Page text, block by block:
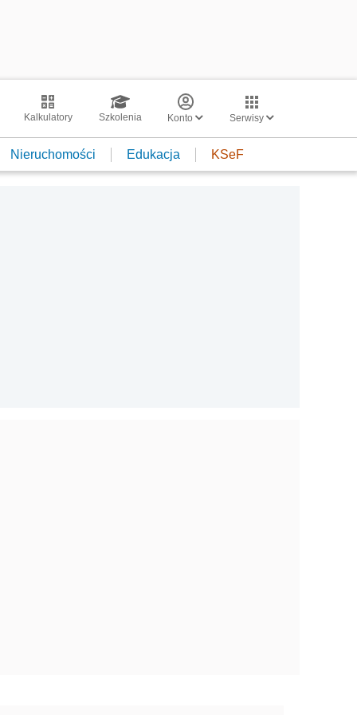
Kalkulatory Szkolenia Konto Serwisy
Nieruchomości Edukacja KSeF